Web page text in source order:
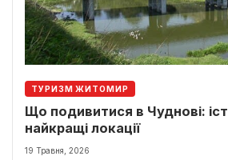
ТУРИЗМ ЖИТОМИР
Що подивитися в Чуднові:
найкращі локації
19 Травня, 2026